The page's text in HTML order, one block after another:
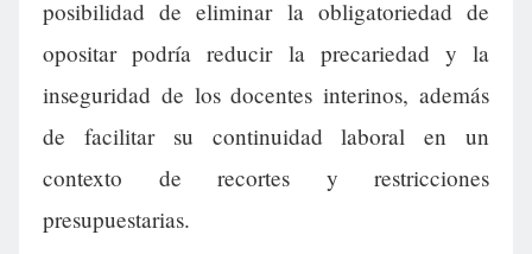
posibilidad de eliminar la obligatoriedad de
opositar podría reducir la precariedad y la
inseguridad de los docentes interinos, además
de facilitar su continuidad laboral en un
contexto de recortes y restricciones
presupuestarias.